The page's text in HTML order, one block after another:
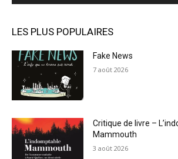
LES PLUS POPULAIRES
Fake News
7 août 2026
Critique de livre –
Mammouth
3 août 2026